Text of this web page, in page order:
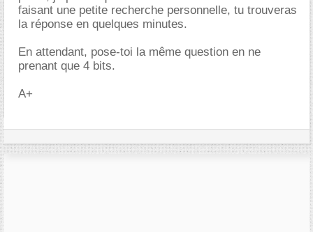
faisant une petite recherche personnelle, tu trouveras
la réponse en quelques minutes.
En attendant, pose-toi la même question en ne
prenant que 4 bits.
A+